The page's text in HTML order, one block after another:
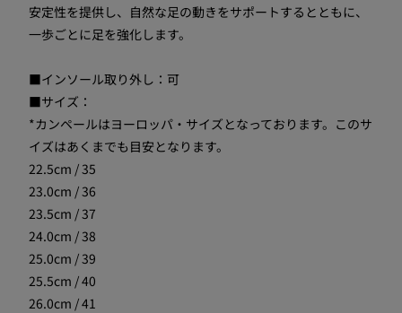
安定性を提供し、自然な足の動きをサポートするとともに、
一歩ごとに足を強化します。
■インソール取り外し：可
■サイズ：
*カンペールはヨーロッパ・サイズとなっております。このサ
イズはあくまでも目安となります。
22.5cm / 35
23.0cm / 36
23.5cm / 37
24.0cm / 38
25.0cm / 39
25.5cm / 40
26.0cm / 41